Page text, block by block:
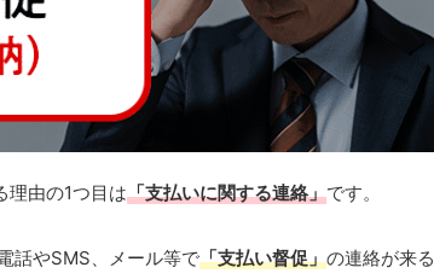
由の1つ目は「支払いに関する連絡」です。
話やSMS、メール等で「支払い督促」の連絡が来る